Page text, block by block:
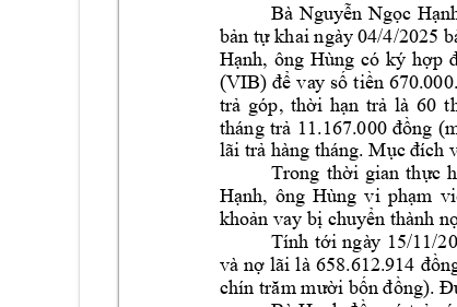
Bà Nguyễn Ngọc
bản tự khai ngày 04/4/2025
Hạnh, ông Hùng có ký hợp
(VIB) để vay số tiền
trả góp, thời hạn trả là 60
tháng trả 11.167.000 đồng
lãi trả hàng tháng. Mục đích
Trong thời gian thực
Hạnh, ông Hùng vi phạm
khoản vay bị chuyển thành
Tính tới ngày 15/11/
và nợ lãi là 658.612.914
chín trăm mười bốn đồng).